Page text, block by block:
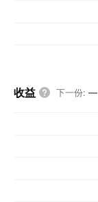
收益 下一份: —